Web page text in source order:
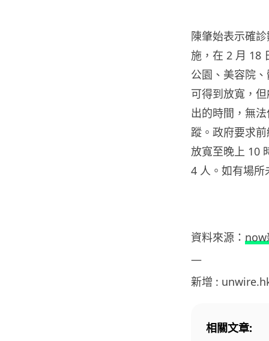
陳肇始表示確
施，在 2 月 18
公園、美容院
可得到放寬，但
出的時間，無
蹤。政府要求
放寬至晚上 10
4 人。如有場所
資料來源： now
—
新增 :
相關文章: